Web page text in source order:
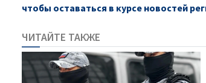
чтобы оставаться в курсе новостей
ЧИТАЙТЕ ТАКЖЕ